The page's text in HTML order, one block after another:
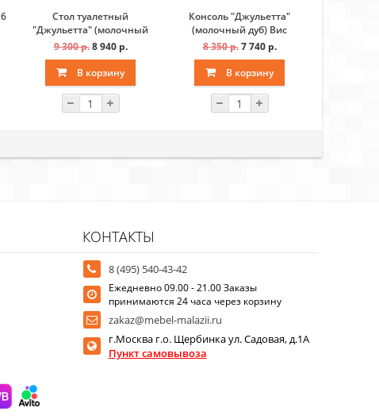
Стол туалетный
"Джульетта" (молочный
дуб) Вис
9 300 р. 8 940 р.
В корзину
Консоль "Джульетта"
(молочный дуб) Вис
8 350 р. 7 740 р.
В корзину
КОНТАКТЫ
8 (495) 540-43-42
Ежедневно 09.00 - 21.00 Заказы
принимаются 24 часа через корзину
zakaz@mebel-malazii.ru
г.Москва г.о. Щербинка ул. Садовая, д.1А
Пункт самовывоза